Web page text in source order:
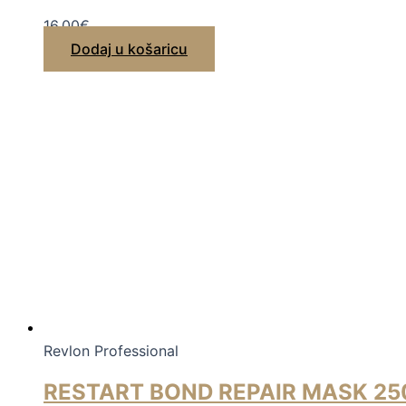
16,00€
Dodaj u košaricu
Revlon Professional
RESTART BOND REPAIR MASK